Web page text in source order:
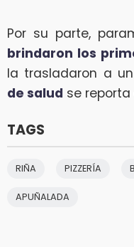
Por su parte,
brindaron los
la trasladaron a
de salud se
TAGS
RIÑA PIZZERÍA
APUÑALADA